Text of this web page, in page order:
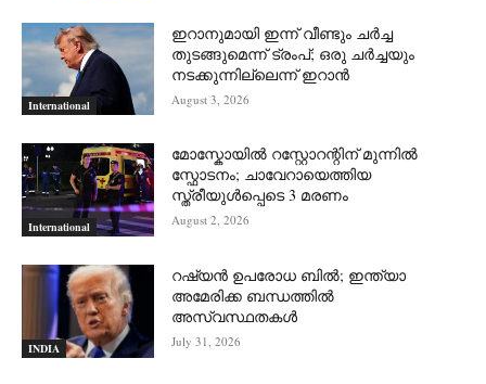
International
ഇറാനുമായി ഇന്ന് വീണ്ടും ചര്‍ച്ച
തുടങ്ങുമെന്ന് ട്രംപ്; ഒരു ചര്‍ച്ചയും
നടക്കുന്നില്ലെന്ന് ഇറാന്‍
August 3, 2026
International
മോസ്കോയിൽ റസ്റ്റോറന്റിന് മുന്നിൽ
സ്ഫോടനം; ചാവേറായെത്തിയ
സ്ത്രീയുൾപ്പെടെ 3 മരണം
August 2, 2026
INDIA
റഷ്യന്‍ ഉപരോധ ബില്‍; ഇന്ത്യാ
അമേരിക്ക ബന്ധത്തില്‍
അസ്വസ്ഥതകള്‍
July 31, 2026